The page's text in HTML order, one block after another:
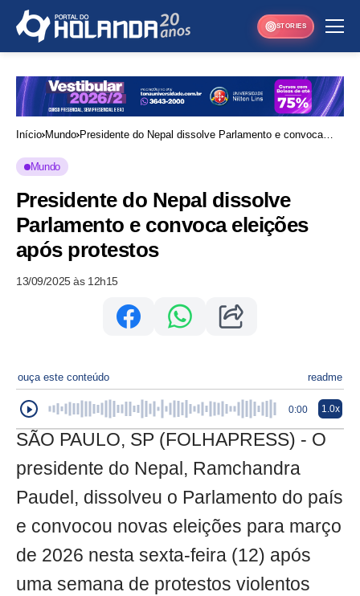
STORIES
Início Mundo Presidente do Nepal dissolve Parlamento e convoca
Mundo
Presidente do Nepal dissolve
Parlamento e convoca eleições
após protestos
13/09/2025 às 12h15
ouça este conteúdo readme
0:00 1.0x
SÃO PAULO, SP (FOLHAPRESS) - O
presidente do Nepal, Ramchandra
Paudel, dissolveu o Parlamento do país
e convocou novas eleições para março
de 2026 nesta sexta-feira (12) após
uma semana de protestos violentos